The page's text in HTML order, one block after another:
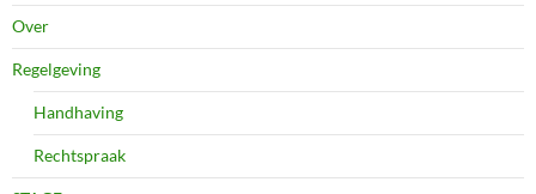
Over
Regelgeving
Handhaving
Rechtspraak